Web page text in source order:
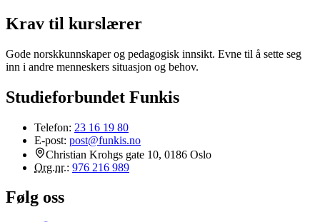
Krav til kurslærer
Gode norskkunnskaper og pedagogisk innsikt. Evne til å sette seg
inn i andre menneskers situasjon og behov.
Studieforbundet Funkis
Telefon: 23 16 19 80
E-post: post@funkis.no
Christian Krohgs gate 10, 0186 Oslo
Org.nr.: 976 216 989
Følg oss